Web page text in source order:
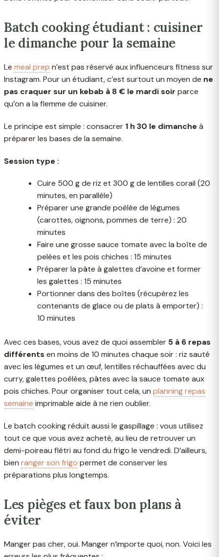
Batch cooking étudiant : cuisiner
le dimanche pour la semaine
Le meal prep n’est pas réservé aux influenceurs fitness sur
Instagram. Pour un étudiant, c’est surtout un moyen de ne
pas craquer sur un kebab à 8 € le mardi soir parce
qu’on a la flemme de cuisiner.
Le principe est simple : consacrer 1 h 30 le dimanche à
préparer les bases de la semaine.
Session type :
Cuire 500 g de riz et 300 g de lentilles corail (20
minutes, en parallèle)
Préparer une grande poêlée de légumes
(carottes, oignons, pommes de terre) : 20
minutes
Faire une grosse sauce tomate avec la boîte de
pelées et les pois chiches : 15 minutes
Préparer la pâte à galettes d’avoine et former
les galettes : 15 minutes
Portionner dans des boîtes (récupérez les
contenants de glace ou de plats à emporter) :
10 minutes
Avec ces bases, vous avez de quoi assembler 5 à 6 repas
différents en moins de 10 minutes chaque soir : riz sauté
avec les légumes et un œuf, lentilles réchauffées avec du
curry, galettes poêlées, pâtes avec la sauce tomate aux
pois chiches. Pour organiser tout cela, un planning repas
semaine imprimable aide à ne rien oublier.
Le batch cooking réduit aussi le gaspillage : vous utilisez
tout ce que vous avez acheté, au lieu de retrouver un
demi-poireau flétri au fond du frigo le vendredi. D’ailleurs,
bien ranger son frigo permet de conserver les
préparations plus longtemps.
Les pièges et faux bon plans à
éviter
Manger pas cher, oui. Manger n’importe quoi, non. Voici les